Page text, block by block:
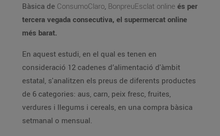
Bàsica de ConsumoClaro, BonpreuEsclat online és per
tercera vegada consecutiva, el supermercat online
més barat.
En aquest estudi, en el qual es tenen en
consideració 12 cadenes d’alimentació d'àmbit
estatal, s'analitzen els preus de diferents productes
de 6 categories: aus, carn, peix fresc, fruites,
verdures i llegums i cereals, en una compra bàsica
setmanal o mensual.